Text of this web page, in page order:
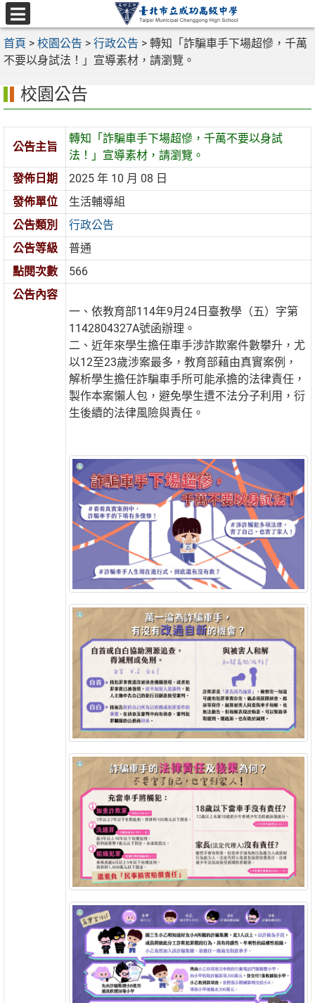
跳
至
主
要
區
選
單
首頁 > 校園公告 > 行政公告 > 轉知「詐騙車手下場超慘，千萬
不要以身試法！」宣導素材，請瀏覽。
校園公告
公告主旨
轉知「詐騙車手下場超慘，千萬不要以身試
法！」宣導素材，請瀏覽。
發佈日期
2025 年 10 月 08 日
發佈單位
生活輔導組
公告類別
行政公告
公告等級
普通
點閱次數
566
公告內容
一、依教育部114年9月24日臺教學（五）字第
1142804327A號函辦理。
二、近年來學生擔任車手涉詐欺案件數攀升，尤
以12至23歲涉案最多，教育部藉由真實案例，
解析學生擔任詐騙車手所可能承擔的法律責任，
製作本案懶人包，避免學生遭不法分子利用，衍
生後續的法律風險與責任。